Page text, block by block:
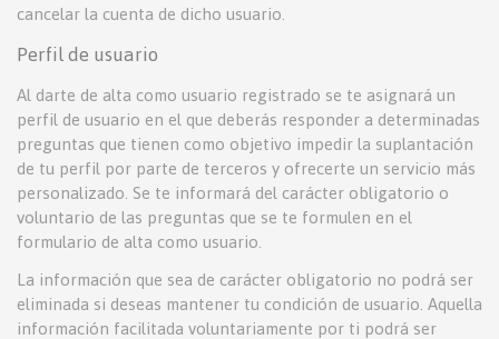
cancelar la cuenta de dicho usuario.
Perfil de usuario
Al darte de alta como usuario registrado se te asignará un
perfil de usuario en el que deberás responder a determinadas
preguntas que tienen como objetivo impedir la suplantación
de tu perfil por parte de terceros y ofrecerte un servicio más
personalizado. Se te informará del carácter obligatorio o
voluntario de las preguntas que se te formulen en el
formulario de alta como usuario.
La información que sea de carácter obligatorio no podrá ser
eliminada si deseas mantener tu condición de usuario. Aquella
información facilitada voluntariamente por ti podrá ser